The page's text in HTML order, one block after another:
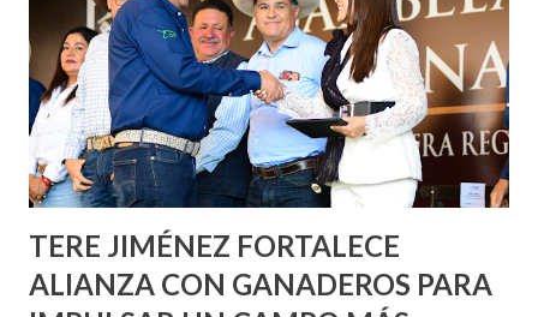
Nieto, entre Jesús F. Elizondo y la calle 22 de Octubre, con
lo que se aplicará pintura en 66 casas. Posteriormente se
llevará este programa a Villas de Nuestra Señora de la
Asunción, Avenida Alameda y Decreto 27 de Septiembre, en
los edificios FOVISSSTE Ojo de Agua, en la comunidad
Norias de Paso Hondo y en los edificios de...
TERE JIMÉNEZ FORTALECE
ALIANZA CON GANADEROS PARA